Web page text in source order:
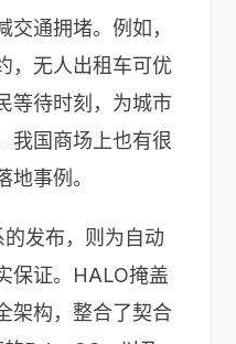
通拥堵。例如，
，无人出租车可优
等待时刻，为城市
我国商场上也有很
事例。
发布，则为自动
保证。HALO掩盖
架构，整合了契合